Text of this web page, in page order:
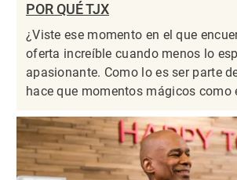
POR QUÉ TJX
¿Viste ese momento en el que
oferta increíble cuando menos lo
apasionante. Como lo es ser parte
hace que momentos mágicos como